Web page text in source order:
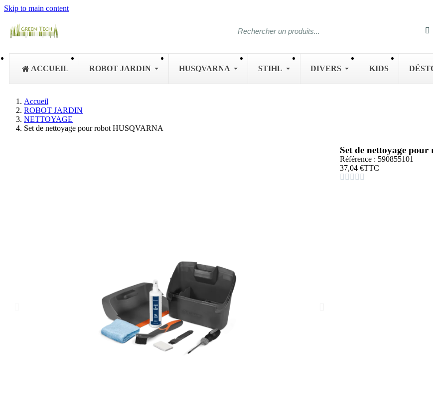
Skip to main content
ACCUEIL ROBOT JARDIN HUSQVARNA STIHL DIVERS KIDS
Accueil
ROBOT JARDIN
NETTOYAGE
Set de nettoyage pour robot HUSQVARNA
Set de nettoyage
Référence : 590855101
37,04 €TTC
    